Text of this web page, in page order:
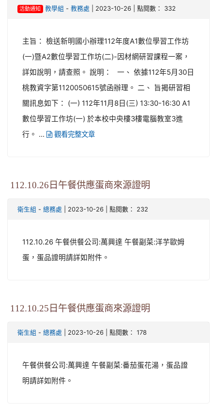
活動通知 教學組 - 教務處 | 2023-10-26 | 點閱數： 332
主旨： 檢送新明國小辦理112年度A1數位學習工作坊
(一)暨A2數位學習工作坊(二)-因材網研習課程一案，
詳如說明，請查照。 說明： 一、 依據112年5月30日
桃教資字第1120050615號函辦理。 二、 旨揭研習相
關訊息如下： (一) 112年11月8日(三) 13:30-16:30 A1
數位學習工作坊(一) 於本校中央樓3樓電腦教室3進
行。 ...
觀看完整文章
112.10.26日午餐供應蛋商來源證明
衛生組 - 總務處 | 2023-10-26 | 點閱數： 232
112.10.26 午餐供餐公司:萬興達 午餐副菜:洋芋歐姆
蛋，蛋品證明請詳如附件。
112.10.25日午餐供應蛋商來源證明
衛生組 - 總務處 | 2023-10-26 | 點閱數： 178
午餐供餐公司:萬興達 午餐副菜:番茄蛋花湯，蛋品證
明請詳如附件。